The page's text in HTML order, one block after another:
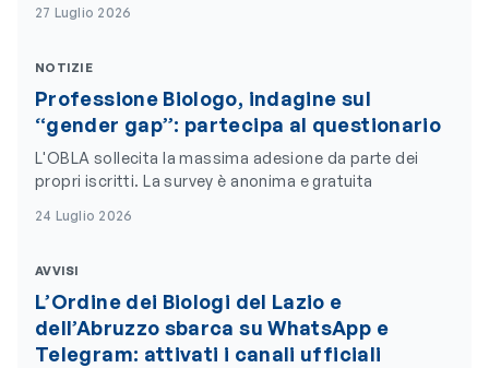
27 Luglio 2026
NOTIZIE
Professione Biologo, indagine sul
“gender gap”: partecipa al questionario
L'OBLA sollecita la massima adesione da parte dei
propri iscritti. La survey è anonima e gratuita
24 Luglio 2026
AVVISI
L’Ordine dei Biologi del Lazio e
dell’Abruzzo sbarca su WhatsApp e
Telegram: attivati i canali ufficiali